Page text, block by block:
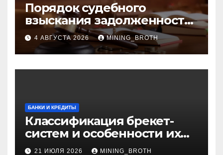
Порядок судебного
взыскания задолженности:
ключевые стадии и
нюансы
4 АВГУСТА 2026 MINING_BROTH
БАНКИ И КРЕДИТЫ
Классификация брекет-
систем и особенности их
установки
21 ИЮЛЯ 2026 MINING_BROTH